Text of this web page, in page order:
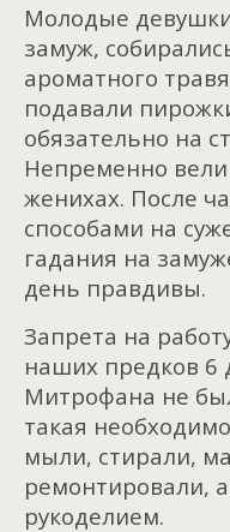
Молодые
замуж,
ароматного
подавали
обязательно на
Непременно
женихах. После
способами на
гадания на
день правдивы.
Запрета на
наших предков 6
Митрофана не
такая
мыли, стирали,
ремонтировали,
рукоделием.